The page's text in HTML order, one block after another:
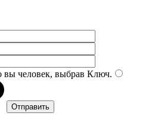
вы человек, выбрав Ключ.